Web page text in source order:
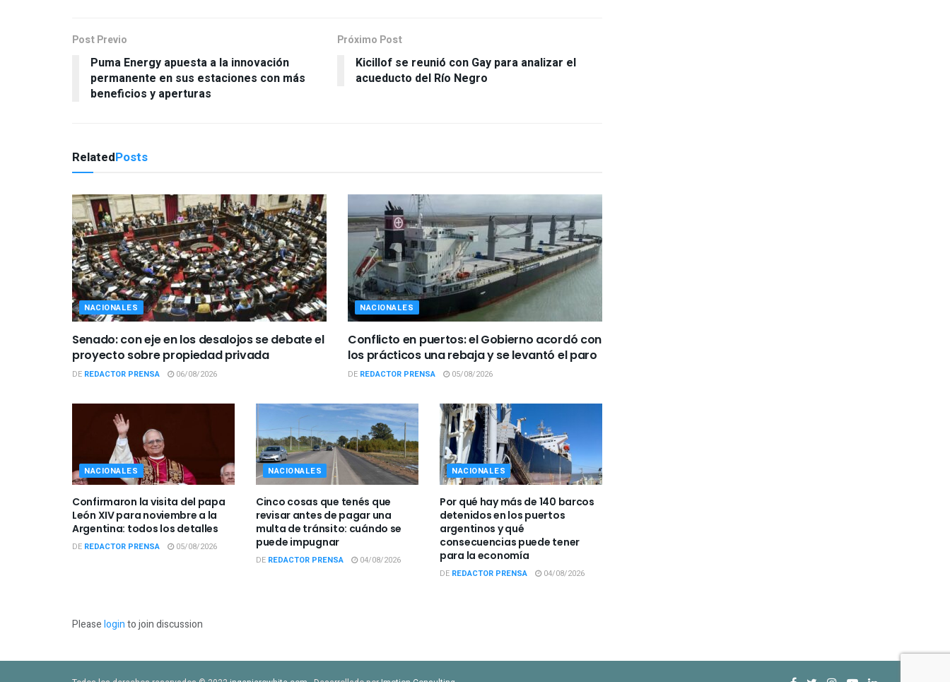
Post Previo
Puma Energy apuesta a la innovación
permanente en sus estaciones con más
beneficios y aperturas
Próximo Post
Kicillof se reunió con Gay para analizar el
acueducto del Río Negro
RelatedPosts
NACIONALES
Senado: con eje en los desalojos se debate el
proyecto sobre propiedad privada
DE REDACTOR PRENSA 06/08/2026
NACIONALES
Conflicto en puertos: el Gobierno acordó con
los prácticos una rebaja y se levantó el paro
DE REDACTOR PRENSA 05/08/2026
NACIONALES
Confirmaron la visita del papa
León XIV para noviembre a la
Argentina: todos los detalles
DE REDACTOR PRENSA 05/08/2026
NACIONALES
Cinco cosas que tenés que
revisar antes de pagar una
multa de tránsito: cuándo se
puede impugnar
DE REDACTOR PRENSA 04/08/2026
NACIONALES
Por qué hay más de 140 barcos
detenidos en los puertos
argentinos y qué
consecuencias puede tener
para la economía
DE REDACTOR PRENSA 04/08/2026
Pleaseloginto join discussion